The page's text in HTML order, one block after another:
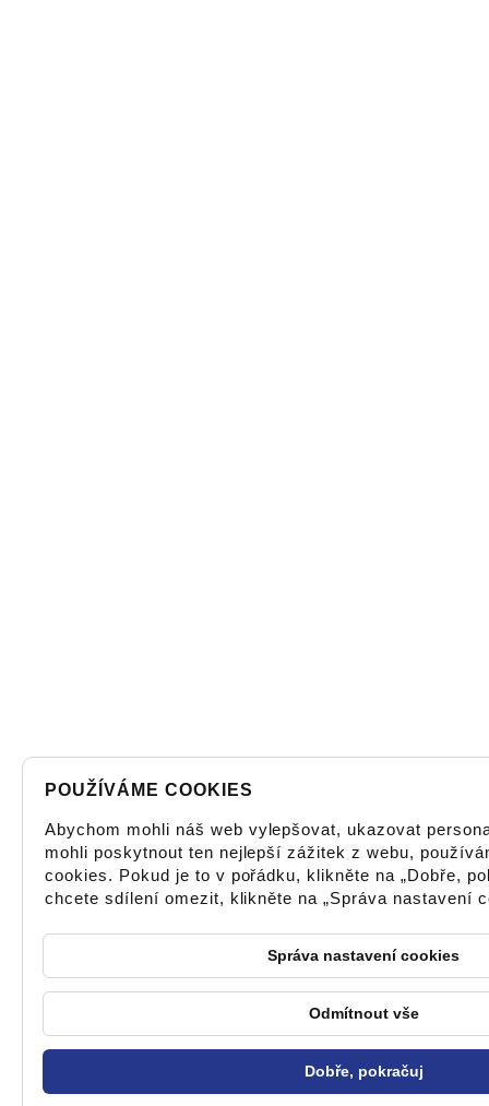
POUŽÍVÁME COOKIES
Abychom mohli náš web vylepšovat, ukazovat
mohli poskytnout ten nejlepší zážitek z webu,
cookies. Pokud je to v pořádku, klikněte na „Dobře,
chcete sdílení omezit, klikněte na „Správa nastavení
Správa nastavení cookies
Odmítnout vše
Dobře, pokračuj